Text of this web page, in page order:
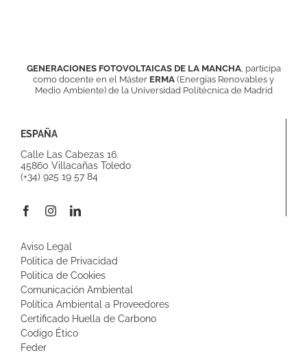
GENERACIONES FOTOVOLTAICAS DE LA MANCHA, participa
como docente en el Máster ERMA (Energías Renovables y
Medio Ambiente) de la Universidad Politécnica de Madrid
ESPAÑA
Calle Las Cabezas 16.
45860 Villacañas Toledo
(+34) 925 19 57 84
Aviso Legal
Politica de Privacidad
Politica de Cookies
Comunicación Ambiental
Política Ambiental a Proveedores
Certificado Huella de Carbono
Codigo Ético
Feder